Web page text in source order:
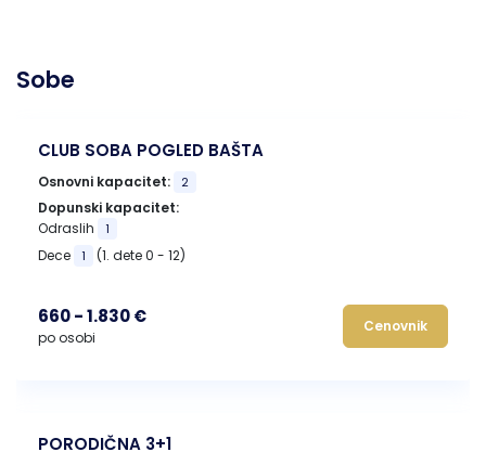
Sobe
CLUB SOBA POGLED BAŠTA
Osnovni kapacitet: 2
Dopunski kapacitet:
Odraslih
1
Dece 1 (1. dete 0 - 12)
660 - 1.830 €
po osobi
Cenovnik
PORODIČNA 3+1